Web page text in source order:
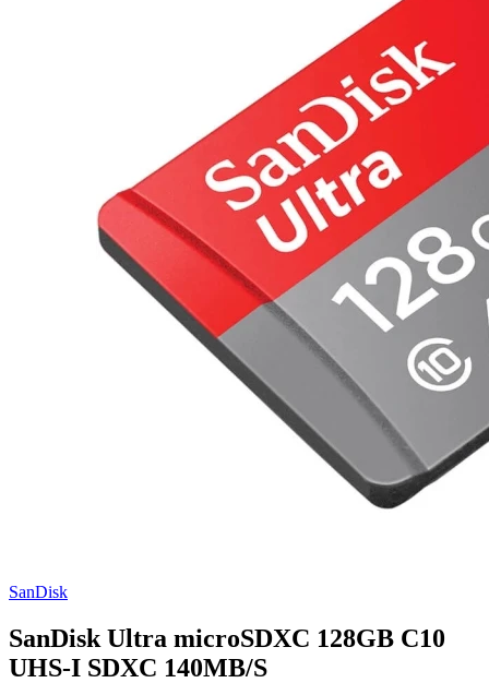
SanDisk
SanDisk Ultra microSDXC 128GB C10
UHS-I SDXC 140MB/S